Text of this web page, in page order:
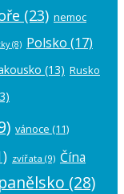
(23) nemoc
(8) Polsko (17)
(13) Rusko
vánoce (11)
zvířata (9) Čína
(28)